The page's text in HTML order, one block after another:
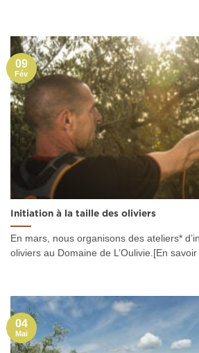
Initiation à la taille des oliviers
En mars, nous organisons des ateliers*
oliviers au Domaine de L’Oulivie.[En savoir
09
Fév
04
Mai